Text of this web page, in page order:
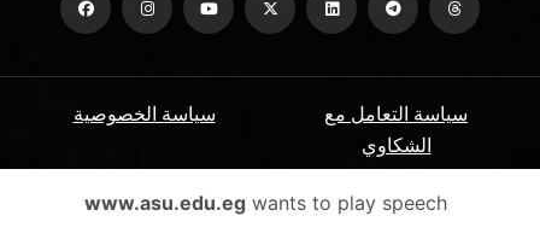
سياسة الخصوصية
سياسة التعامل مع
الشكاوي
الأسئلة الشائعة ميثاق المتعاملين www.asu.edu.egwants to play speech